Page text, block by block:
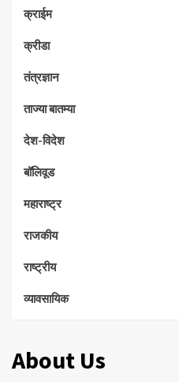
क्राईम
क्रीडा
तंत्रज्ञान
ताज्या बातम्या
देश-विदेश
बॉलिवूड
महाराष्ट्र
राजकीय
राष्ट्रीय
व्यावसायिक
About Us